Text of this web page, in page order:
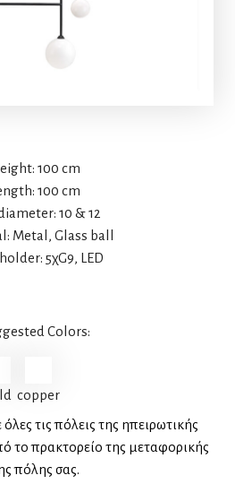
100 cm
100 cm
10 & 12
Metal, Glass ball
5χG9, LED
Colors:
copper
τις πόλεις της ηπειρωτικής
το πρακτορείο της μεταφορικής
πόλης σας.